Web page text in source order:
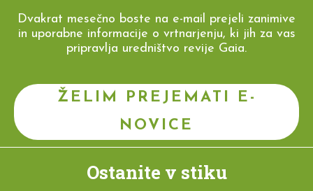
Dvakrat mesečno boste na e-mail prejeli zanimive
in uporabne informacije o vrtnarjenju, ki jih za vas
pripravlja uredništvo revije Gaia.
ŽELIM PREJEMATI E-
NOVICE
Ostanite v stiku